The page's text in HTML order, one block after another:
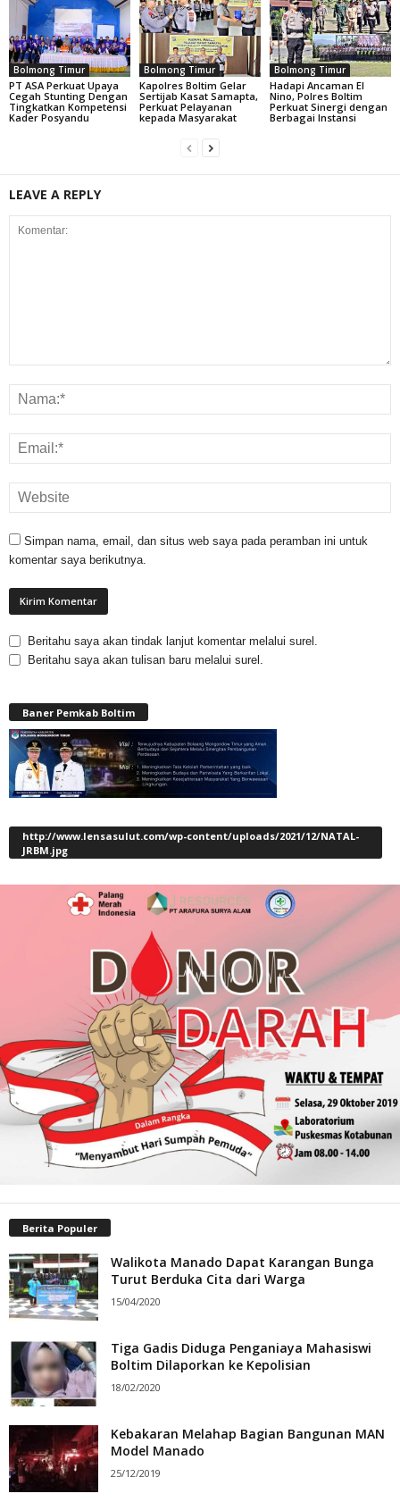
Bolmong Timur
PT ASA Perkuat Upaya
Cegah Stunting Dengan
Tingkatkan Kompetensi
Kader Posyandu
Bolmong Timur
Kapolres Boltim Gelar
Sertijab Kasat Samapta,
Perkuat Pelayanan
kepada Masyarakat
Bolmong Timur
Hadapi Ancaman El
Nino, Polres Boltim
Perkuat Sinergi dengan
Berbagai Instansi
LEAVE A REPLY
Simpan nama, email, dan situs web saya pada peramban ini untuk
komentar saya berikutnya.
Beritahu saya akan tindak lanjut komentar melalui surel.
Beritahu saya akan tulisan baru melalui surel.
Baner Pemkab Boltim
http://www.lensasulut.com/wp-content/uploads/2021/12/NATAL-
JRBM.jpg
Berita Populer
Walikota Manado Dapat Karangan Bunga
Turut Berduka Cita dari Warga
15/04/2020
Tiga Gadis Diduga Penganiaya Mahasiswi
Boltim Dilaporkan ke Kepolisian
18/02/2020
Kebakaran Melahap Bagian Bangunan MAN
Model Manado
25/12/2019